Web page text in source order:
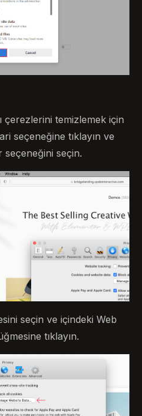
çerezlerini temizlemek için
seçeneğine tıklayın ve
seçeneğini seçin.
seçin ve içindeki Web
tıklayın.